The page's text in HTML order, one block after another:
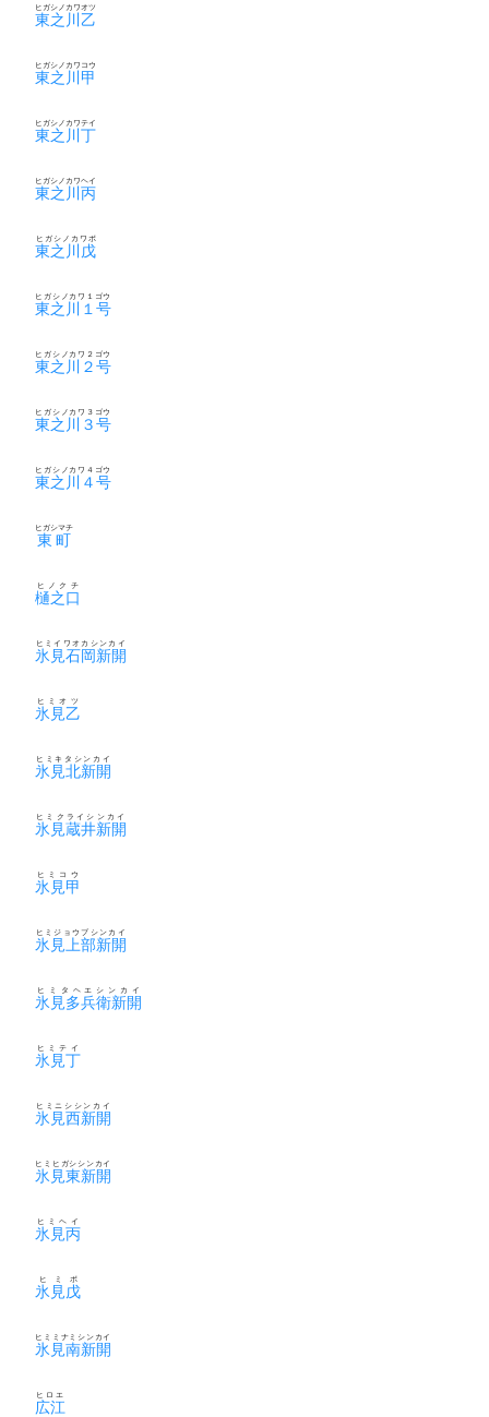
東之川乙
ヒガシノカワオツ
東之川甲
ヒガシノカワコウ
東之川丁
ヒガシノカワテイ
東之川丙
ヒガシノカワヘイ
東之川戊
ヒガシノカワボ
東之川１号
ヒガシノカワ１ゴウ
東之川２号
ヒガシノカワ２ゴウ
東之川３号
ヒガシノカワ３ゴウ
東之川４号
ヒガシノカワ４ゴウ
東町
ヒガシマチ
樋之口
ヒノクチ
氷見石岡新開
ヒミイワオカシンカイ
氷見乙
ヒミオツ
氷見北新開
ヒミキタシンカイ
氷見蔵井新開
ヒミクライシンカイ
氷見甲
ヒミコウ
氷見上部新開
ヒミジョウブシンカイ
氷見多兵衛新開
ヒミタヘエシンカイ
氷見丁
ヒミテイ
氷見西新開
ヒミニシシンカイ
氷見東新開
ヒミヒガシシンカイ
氷見丙
ヒミヘイ
氷見戊
ヒミボ
氷見南新開
ヒミミナミシンカイ
広江
ヒロエ